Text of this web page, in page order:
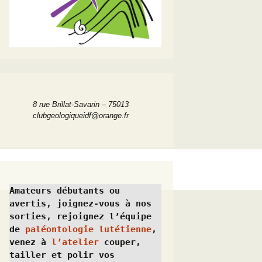
8 rue Brillat-Savarin – 75013
clubgeologiqueidf@orange.fr
Amateurs débutants ou
avertis, joignez-vous à nos
sorties, rejoignez l’équipe
de paléontologie lutétienne,
venez à l’atelier couper,
tailler et polir vos